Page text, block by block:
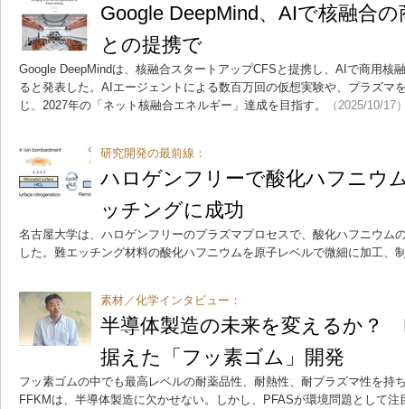
Google DeepMind、AIで核融合
との提携で
Google DeepMindは、核融合スタートアップCFSと提携し、AIで商用核
ると発表した。AIエージェントによる数百万回の仮想実験や、プラズマ
じ、2027年の「ネット核融合エネルギー」達成を目指す。
（2025/10/17
研究開発の最前線：
ハロゲンフリーで酸化ハフニウ
ッチングに成功
名古屋大学は、ハロゲンフリーのプラズマプロセスで、酸化ハフニウム
した。難エッチング材料の酸化ハフニウムを原子レベルで微細に加工、
素材／化学インタビュー：
半導体製造の未来を変えるか？
据えた「フッ素ゴム」開発
フッ素ゴムの中でも最高レベルの耐薬品性、耐熱性、耐プラズマ性を持
FFKMは、半導体製造に欠かせない。しかし、PFASが環境問題として